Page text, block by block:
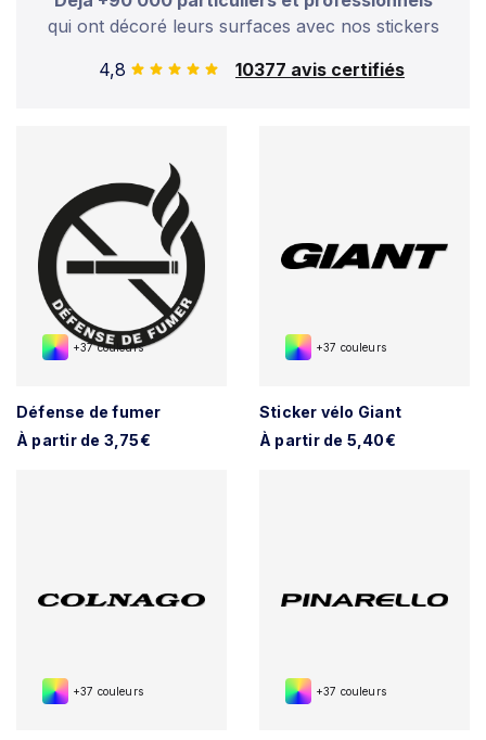
qui ont décoré leurs surfaces avec nos stickers
4,8
10377 avis certifiés
+37 couleurs
Défense de fumer
À partir de 3,75€
+37 couleurs
Sticker vélo Giant
À partir de 5,40€
+37 couleurs +37 couleurs